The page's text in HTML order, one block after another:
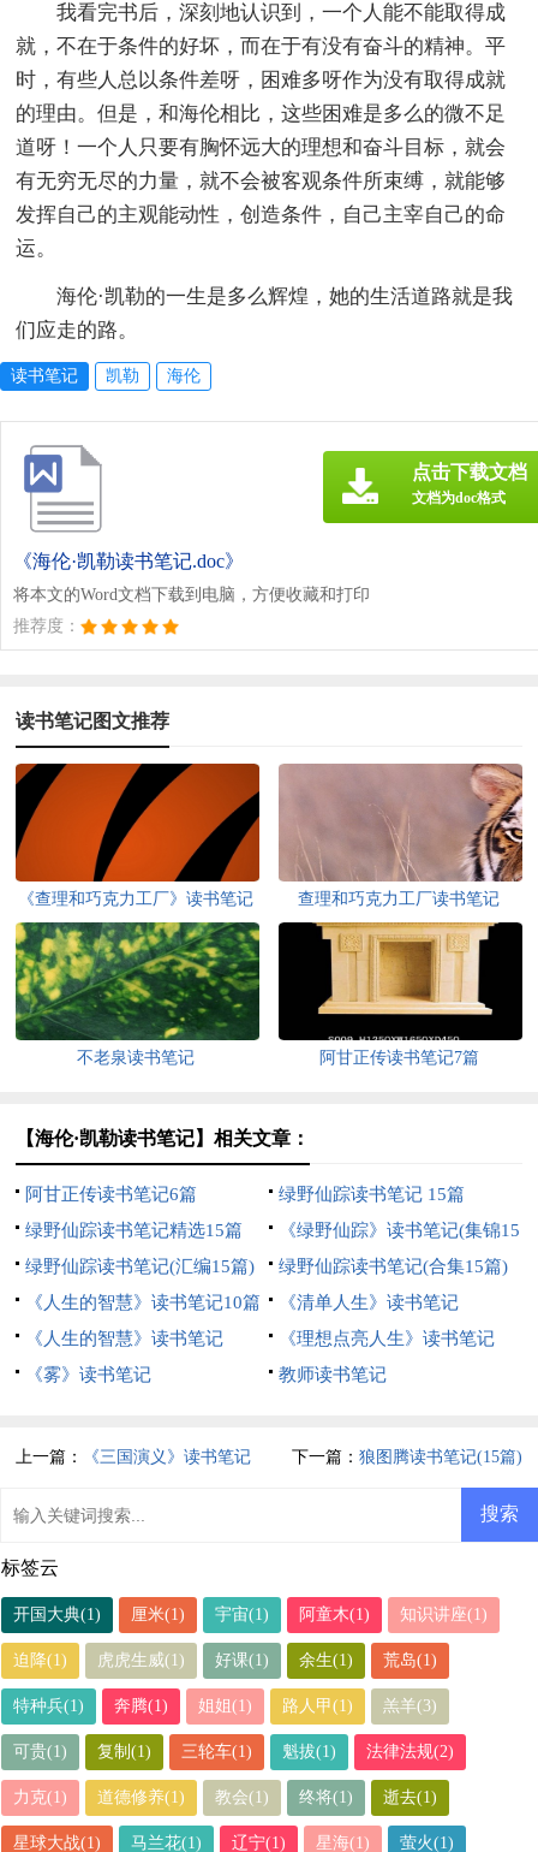
我看完书后，深刻地认识到，一个人能不能取得成
就，不在于条件的好坏，而在于有没有奋斗的精神。平
时，有些人总以条件差呀，困难多呀作为没有取得成就
的理由。但是，和海伦相比，这些困难是多么的微不足
道呀！一个人只要有胸怀远大的理想和奋斗目标，就会
有无穷无尽的力量，就不会被客观条件所束缚，就能够
发挥自己的主观能动性，创造条件，自己主宰自己的命
运。
海伦·凯勒的一生是多么辉煌，她的生活道路就是我
们应走的路。
读书笔记 凯勒 海伦
《海伦·凯勒读书笔记.doc》
将本文的Word文档下载到电脑，方便收藏和打印
推荐度：
点击下载文档
文档为doc格式
读书笔记图文推荐
《查理和巧克力工厂》读书笔记 查理和巧克力工厂读书笔记
不老泉读书笔记 阿甘正传读书笔记7篇
【海伦·凯勒读书笔记】相关文章：
阿甘正传读书笔记6篇
绿野仙踪读书笔记 15篇
绿野仙踪读书笔记精选15篇
《绿野仙踪》读书笔记(集锦15
篇)
绿野仙踪读书笔记(汇编15篇)
绿野仙踪读书笔记(合集15篇)
《人生的智慧》读书笔记10篇
《清单人生》读书笔记
《人生的智慧》读书笔记
《理想点亮人生》读书笔记
《雾》读书笔记
教师读书笔记
上一篇： 《三国演义》读书笔记 下一篇： 狼图腾读书笔记(15篇)
标签云
开国大典(1) 厘米(1) 宇宙(1) 阿童木(1) 知识讲座(1)
迫降(1) 虎虎生威(1) 好课(1) 余生(1) 荒岛(1)
特种兵(1) 奔腾(1) 姐姐(1) 路人甲(1) 羔羊(3)
可贵(1) 复制(1) 三轮车(1) 魁拔(1) 法律法规(2)
力克(1) 道德修养(1) 教会(1) 终将(1) 逝去(1)
星球大战(1) 马兰花(1) 辽宁(1) 星海(1) 萤火(1)